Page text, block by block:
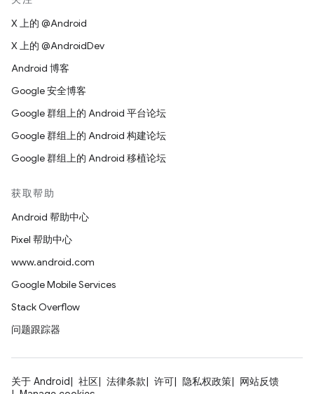
X 上的 @Android
X 上的 @AndroidDev
Android 博客
Google 安全博客
Google 群组上的 Android 平台论坛
Google 群组上的 Android 构建论坛
Google 群组上的 Android 移植论坛
获取帮助
Android 帮助中心
Pixel 帮助中心
www.android.com
Google Mobile Services
Stack Overflow
问题跟踪器
关于 Android 社区 法律条款 许可 隐私权政策
网站反馈